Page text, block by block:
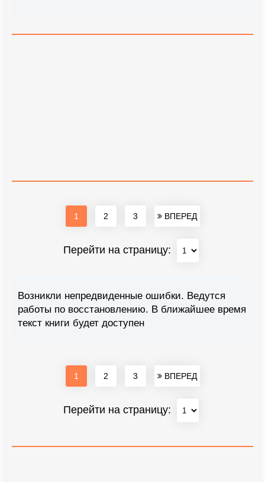
1 2 3 ВПЕРЕД
Перейти на страницу:
Возникли непредвиденные ошибки. Ведутся
работы по восстановлению. В ближайшее время
текст книги будет доступен
1 2 3 ВПЕРЕД
Перейти на страницу: